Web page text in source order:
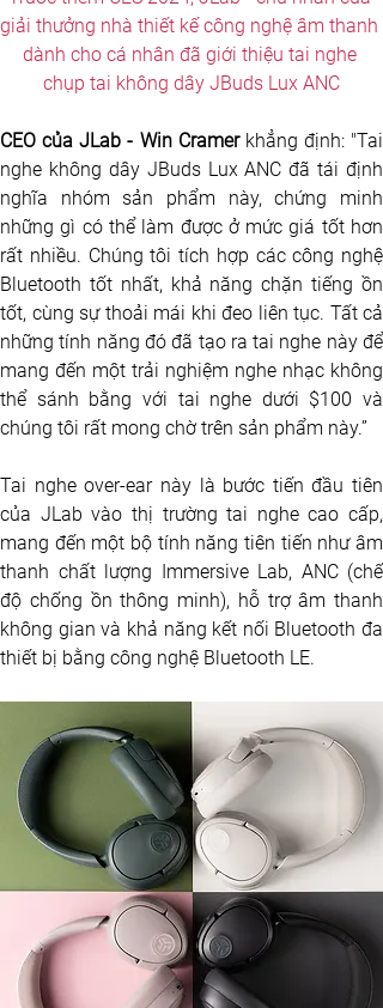
giải thưởng nhà thiết kế công nghệ âm thanh
dành cho cá nhân đã giới thiệu tai nghe
chụp tai không dây JBuds Lux ANC
CEO của JLab - Win Cramer khẳng định: "Tai
nghe không dây JBuds Lux ANC đã tái định
nghĩa nhóm sản phẩm này, chứng minh
những gì có thể làm được ở mức giá tốt hơn
rất nhiều. Chúng tôi tích hợp các công nghệ
Bluetooth tốt nhất, khả năng chặn tiếng ồn
tốt, cùng sự thoải mái khi đeo liên tục. Tất cả
những tính năng đó đã tạo ra tai nghe này để
mang đến một trải nghiệm nghe nhạc không
thể sánh bằng với tai nghe dưới $100 và
chúng tôi rất mong chờ trên sản phẩm này.”
Tai nghe over-ear này là bước tiến đầu tiên
của JLab vào thị trường tai nghe cao cấp,
mang đến một bộ tính năng tiên tiến như âm
thanh chất lượng Immersive Lab, ANC (chế
độ chống ồn thông minh), hỗ trợ âm thanh
không gian và khả năng kết nối Bluetooth đa
thiết bị bằng công nghệ Bluetooth LE.